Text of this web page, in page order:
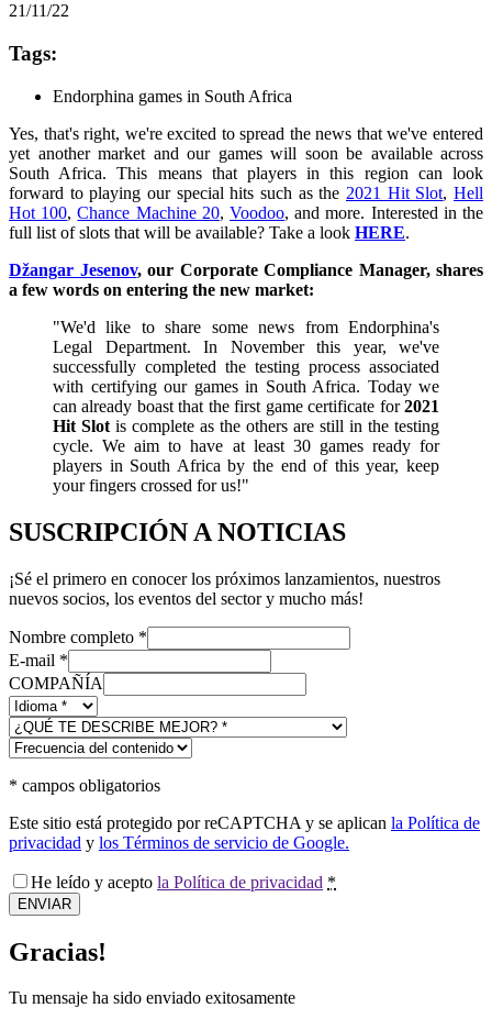
21/11/22
Tags:
Endorphina games in South Africa
Yes, that's right, we're excited to spread the news that we've entered
yet another market and our games will soon be available across
South Africa. This means that players in this region can look
forward to playing our special hits such as the 2021 Hit Slot,Hell
Hot 100,Chance Machine 20,Voodoo, and more. Interested in the
full list of slots that will be available? Take a look HERE.
Džangar Jesenov, our Corporate Compliance Manager, shares
a few words on entering the new market:
"We'd like to share some news from Endorphina's
Legal Department. In November this year, we've
successfully completed the testing process associated
with certifying our games in South Africa. Today we
can already boast that the first game certificate for2021
Hit Slot is complete as the others are still in the testing
cycle. We aim to have at least 30 games ready for
players in South Africa by the end of this year, keep
your fingers crossed for us!"
SUSCRIPCIÓN A NOTICIAS
¡Sé el primero en conocer los próximos lanzamientos, nuestros
nuevos socios, los eventos del sector y mucho más!
Nombre completo *
E-mail *
COMPAÑÍA
* campos obligatorios
Este sitio está protegido por reCAPTCHA y se aplican la Política de
privacidad y los Términos de servicio de Google.
He leído y acepto la Política de privacidad *
ENVIAR
Gracias!
Tu mensaje ha sido enviado exitosamente